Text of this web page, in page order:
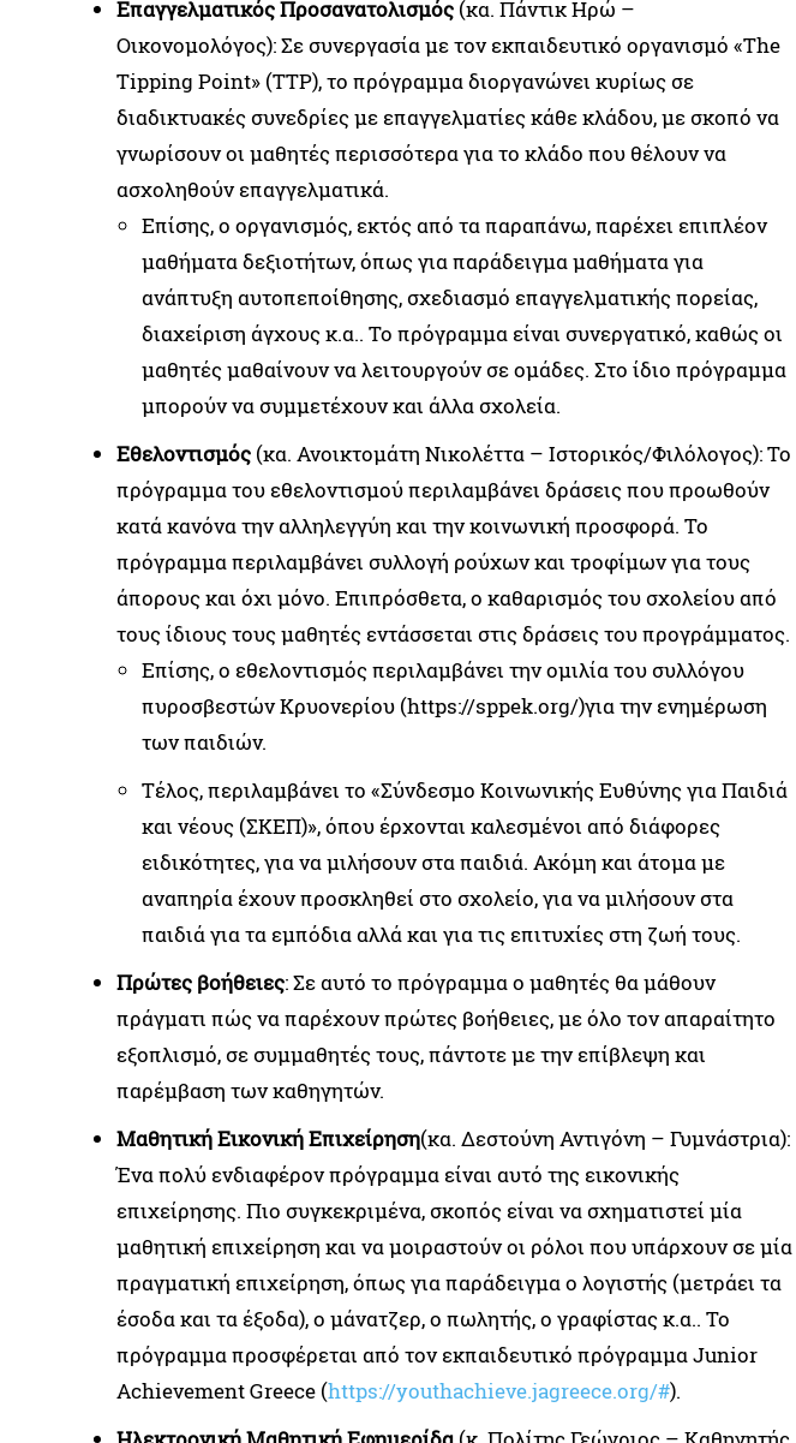
Επαγγελματικός Προσανατολισμός (κα. Πάντικ Ηρώ –
Οικονομολόγος): Σε συνεργασία με τον εκπαιδευτικό οργανισμό «The
Tipping Point» (TTP), το πρόγραμμα διοργανώνει κυρίως σε
διαδικτυακές συνεδρίες με επαγγελματίες κάθε κλάδου, με σκοπό να
γνωρίσουν οι μαθητές περισσότερα για το κλάδο που θέλουν να
ασχοληθούν επαγγελματικά.
Επίσης, ο οργανισμός, εκτός από τα παραπάνω, παρέχει επιπλέον
μαθήματα δεξιοτήτων, όπως για παράδειγμα μαθήματα για
ανάπτυξη αυτοπεποίθησης, σχεδιασμό επαγγελματικής πορείας,
διαχείριση άγχους κ.α.. Το πρόγραμμα είναι συνεργατικό, καθώς οι
μαθητές μαθαίνουν να λειτουργούν σε ομάδες. Στο ίδιο πρόγραμμα
μπορούν να συμμετέχουν και άλλα σχολεία.
Εθελοντισμός (κα. Ανοικτομάτη Νικολέττα – Ιστορικός/Φιλόλογος): Το
πρόγραμμα του εθελοντισμού περιλαμβάνει δράσεις που προωθούν
κατά κανόνα την αλληλεγγύη και την κοινωνική προσφορά. Το
πρόγραμμα περιλαμβάνει συλλογή ρούχων και τροφίμων για τους
άπορους και όχι μόνο. Επιπρόσθετα, ο καθαρισμός του σχολείου από
τους ίδιους τους μαθητές εντάσσεται στις δράσεις του προγράμματος.
Επίσης, ο εθελοντισμός περιλαμβάνει την ομιλία του συλλόγου
πυροσβεστών Κρυονερίου (https://sppek.org/)για την ενημέρωση
των παιδιών.
Τέλος, περιλαμβάνει το «Σύνδεσμο Κοινωνικής Ευθύνης για Παιδιά
και νέους (ΣΚΕΠ)», όπου έρχονται καλεσμένοι από διάφορες
ειδικότητες, για να μιλήσουν στα παιδιά. Ακόμη και άτομα με
αναπηρία έχουν προσκληθεί στο σχολείο, για να μιλήσουν στα
παιδιά για τα εμπόδια αλλά και για τις επιτυχίες στη ζωή τους.
Πρώτες βοήθειες: Σε αυτό το πρόγραμμα ο μαθητές θα μάθουν
πράγματι πώς να παρέχουν πρώτες βοήθειες, με όλο τον απαραίτητο
εξοπλισμό, σε συμμαθητές τους, πάντοτε με την επίβλεψη και
παρέμβαση των καθηγητών.
Μαθητική Εικονική Επιχείρηση(κα. Δεστούνη Αντιγόνη – Γυμνάστρια):
Ένα πολύ ενδιαφέρον πρόγραμμα είναι αυτό της εικονικής
επιχείρησης. Πιο συγκεκριμένα, σκοπός είναι να σχηματιστεί μία
μαθητική επιχείρηση και να μοιραστούν οι ρόλοι που υπάρχουν σε μία
πραγματική επιχείρηση, όπως για παράδειγμα ο λογιστής (μετράει τα
έσοδα και τα έξοδα), ο μάνατζερ, ο πωλητής, ο γραφίστας κ.α.. Το
πρόγραμμα προσφέρεται από τον εκπαιδευτικό πρόγραμμα Junior
Achievement Greece (https://youthachieve.jagreece.org/#).